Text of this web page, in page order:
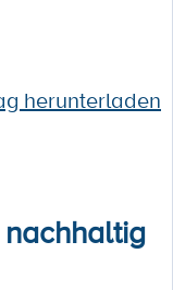
herunterladen